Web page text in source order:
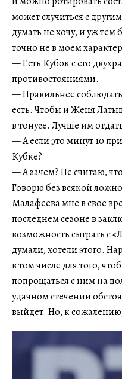
может случиться с
думать не хочу, и уж тем
точно не в моем
— Есть Кубок с его
противостояниями.
— Правильнее
есть. Чтобы и Женя
в тонусе. Лучше им
— А если это минут 10
Кубке?
— А зачем? Не считаю,
Говорю без всякой
Малафеева мне в свое
последнем сезоне в
возможность сыграть с
думали, хотели этого.
в том числе для того,
попрощаться с ним на
удачном стечении
выйдет. Но, к